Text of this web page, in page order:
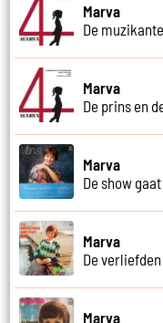
Marva
De
Marva
De prins en
Marva
De show
Marva
De
Marva